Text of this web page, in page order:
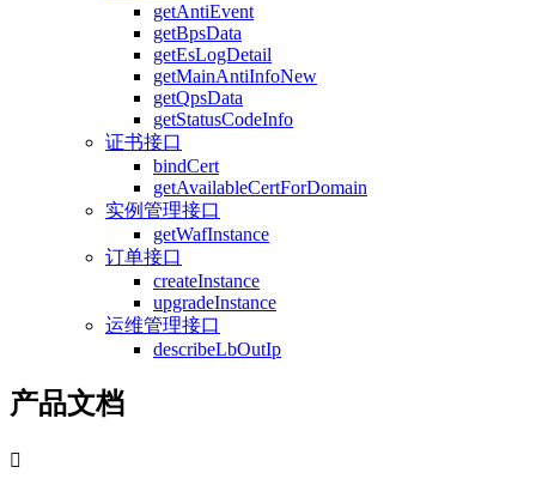
getAntiEvent
getBpsData
getEsLogDetail
getMainAntiInfoNew
getQpsData
getStatusCodeInfo
证书接口
bindCert
getAvailableCertForDomain
实例管理接口
getWafInstance
订单接口
createInstance
upgradeInstance
运维管理接口
describeLbOutIp
产品文档
